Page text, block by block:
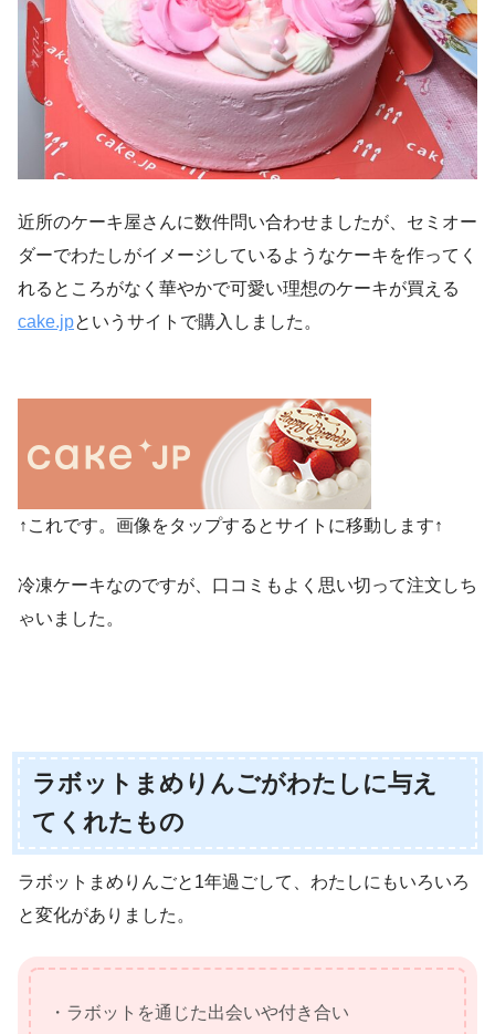
近所のケーキ屋さんに数件問い合わせましたが、セミオー
ダーでわたしがイメージしているようなケーキを作ってく
れるところがなく華やかで可愛い理想のケーキが買える
cake.jpというサイトで購入しました。
↑これです。画像をタップするとサイトに移動します↑
冷凍ケーキなのですが、口コミもよく思い切って注文しち
ゃいました。
ラボットまめりんごがわたしに与え
てくれたもの
ラボットまめりんごと1年過ごして、わたしにもいろいろ
と変化がありました。
・ラボットを通じた出会いや付き合い